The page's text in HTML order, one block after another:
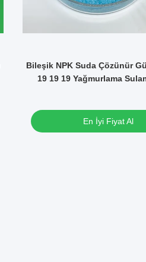
Bileşik NPK Suda Çözünür
19 19 19 Yağmurlama
En İyi Fiyat Al